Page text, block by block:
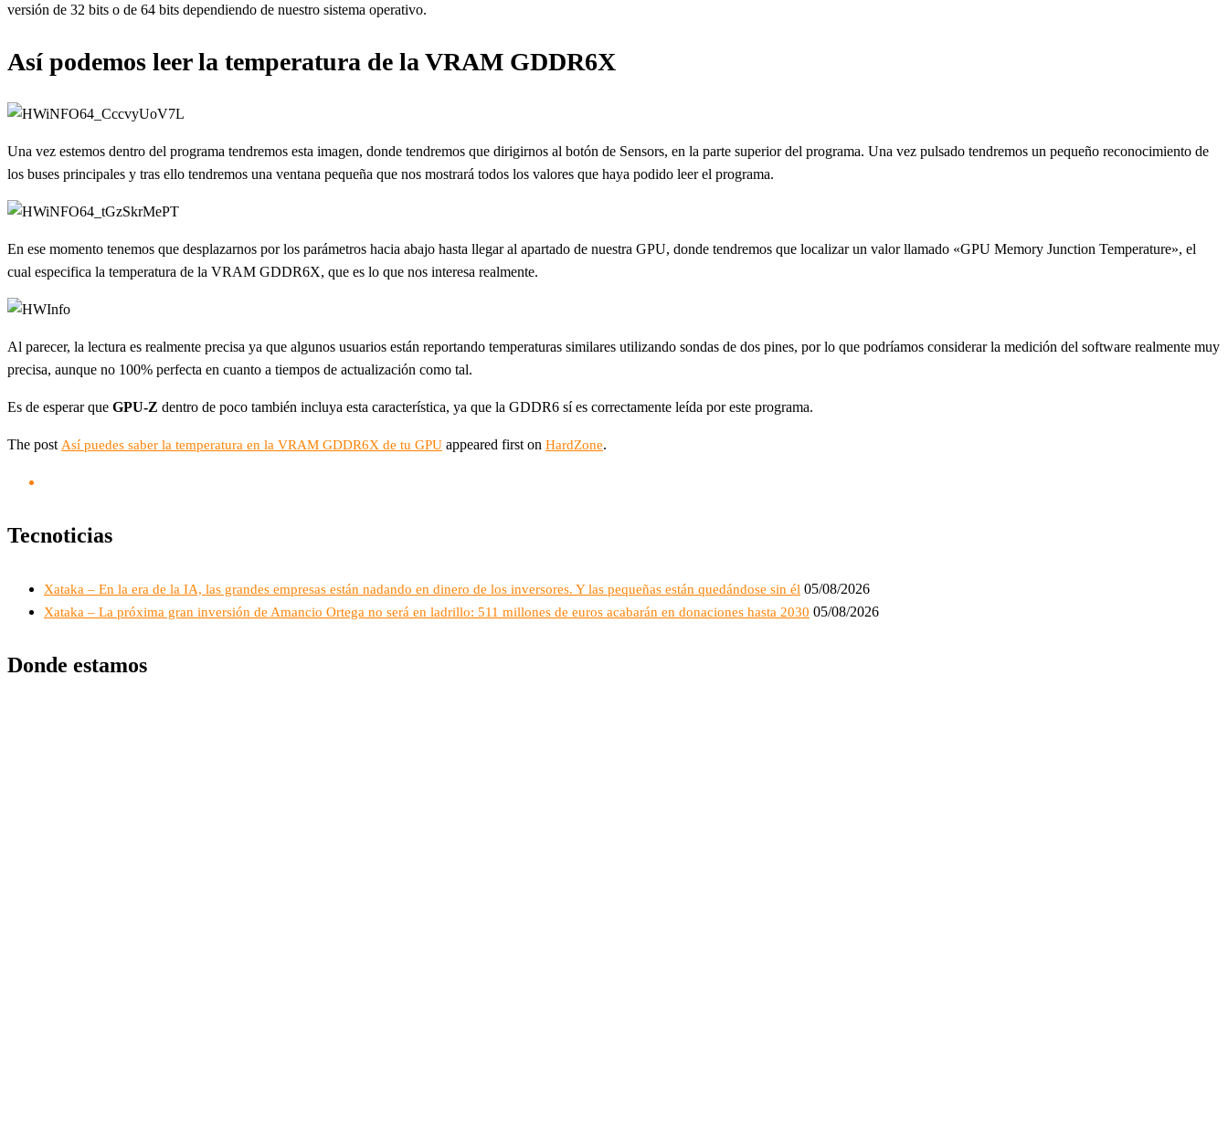
versión de 32 bits o de 64 bits dependiendo de nuestro sistema operativo.
Así podemos leer la temperatura de la VRAM GDDR6X
Una vez estemos dentro del programa tendremos esta imagen, donde tendremos que dirigirnos al botón de Sensors, en la parte superior del programa. Una vez pulsado tendremos un pequeño reconocimiento de
los buses principales y tras ello tendremos una ventana pequeña que nos mostrará todos los valores que haya podido leer el programa.
En ese momento tenemos que desplazarnos por los parámetros hacia abajo hasta llegar al apartado de nuestra GPU, donde tendremos que localizar un valor llamado «GPU Memory Junction Temperature», el
cual especifica la temperatura de la VRAM GDDR6X, que es lo que nos interesa realmente.
Al parecer, la lectura es realmente precisa ya que algunos usuarios están reportando temperaturas similares utilizando sondas de dos pines, por lo que podríamos considerar la medición del software realmente muy
precisa, aunque no 100% perfecta en cuanto a tiempos de actualización como tal.
Es de esperar que GPU-Z dentro de poco también incluya esta característica, ya que la GDDR6 sí es correctamente leída por este programa.
The post Así puedes saber la temperatura en la VRAM GDDR6X de tu GPU appeared first on HardZone.
Tecnoticias
Xataka – En la era de la IA, las grandes empresas están nadando en dinero de los inversores. Y las pequeñas están quedándose sin él 05/08/2026
Xataka – La próxima gran inversión de Amancio Ortega no será en ladrillo: 511 millones de euros acabarán en donaciones hasta 2030 05/08/2026
Donde estamos